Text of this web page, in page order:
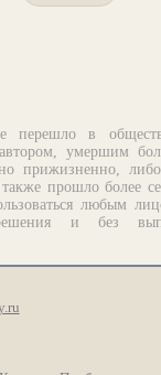
перешло в
умершим
прижизненно,
прошло более
любым
и без